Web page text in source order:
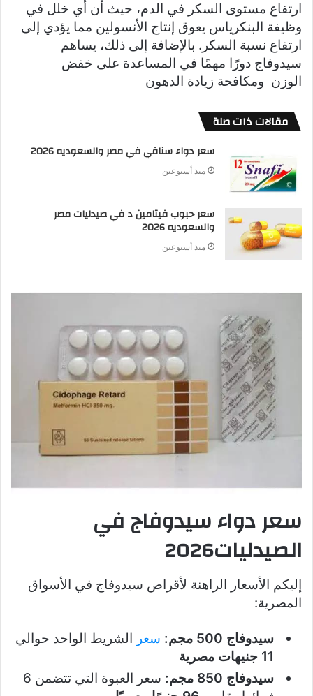
ارتفاع مستوى السكر في الدم، حيث أن أي خلل في
وظيفة البنكرياس يعوق إنتاج الأنسولين مما يؤدي إلى
ارتفاع نسبة السكر. بالإضافة إلى ذلك، يساهم
سيدوفاج دورًا مهمًا في المساعدة على خفض
الوزن ومكافحة زيادة الدهون
مقالات ذات صلة
سعر دواء سنافي في مصر والسعوديه 2026
منذ أسبوعين
سعر حبوب فيتامين د في صيدليات مصر
والسعوديه 2026
منذ أسبوعين
سعر دواء سيدوفاج في
الصيدليات2026
إليكم الأسعار الراهنة لأقراص سيدوفاج في الأسواق
المصرية:
سيدوفاج 500 مجم: سعر الشريط الواحد حوالي
سيدوفاج 850 مجم:
سعر العبوة التي تتضمن 6